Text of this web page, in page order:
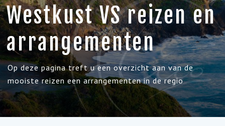
Westkust VS reizen en
arrangementen
Op deze pagina treft u een overzicht aan van de
mooiste reizen een arrangementen in de regio